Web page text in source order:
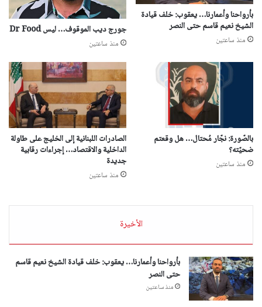
بأرواحنا وأعمارنا… يعقوب: خلف قيادة
الشيخ نعيم قاسم حتى النصر
منذ ساعتين
جورج ديب الموقوف… ليس Dr Food
منذ ساعتين
بالصّورة: نجّار مُحتال… هل وقعتم
ضحيّته؟
منذ ساعتين
الصادرات اللبنانية إلى الخليج على طاولة
الداخلية والاقتصاد… إجراءات رقابية
جديدة
منذ ساعتين
الأخيرة
بأرواحنا وأعمارنا… يعقوب: خلف قيادة الشيخ نعيم قاسم
حتى النصر
منذ ساعتين